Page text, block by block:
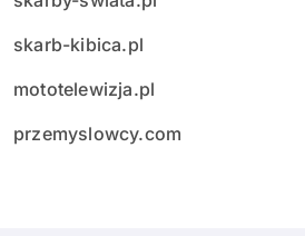
skarb-kibica.pl
mototelewizja.pl
przemyslowcy.com